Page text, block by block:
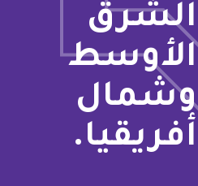
الشرق
الأوسط
وشمال
أفريقيا.